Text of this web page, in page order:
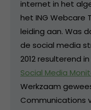
internet in het
het ING Webcare
leiding aan. Was
de social media
2012 resulterend
Social Media
Werkzaam
Communications